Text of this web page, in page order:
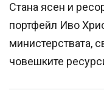
Стана ясен и
портфейл Иво
министерствата,
човешките